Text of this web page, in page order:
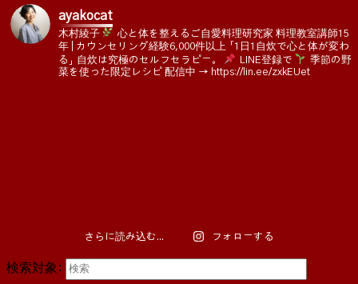
ayakocat
木村綾子 心と体を整えるご自愛料理研究家 料理教室講師15
年 | カウンセリング経験6,000件以上 「1日1自炊で心と体が変わ
る」 自炊は究極のセルフセラピー。 LINE登録で
季節の野
菜を使った限定レシピ 配信中 → https://lin.ee/zxkEUet
さらに読み込む... フォローする
検索対象: